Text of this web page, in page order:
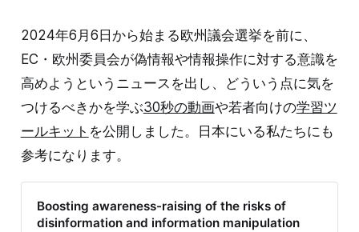
2024年6月6日から始まる欧州議会選挙を前に、
EC・欧州委員会が偽情報や情報操作に対する意識を
高めようというニュースを出し、どういう点に気を
つけるべきかを学ぶ30秒の動画や若者向けの学習ツ
ールキット を公開しました。日本にいる私たちにも
参考になります。
Boosting awareness-raising of the risks of
disinformation and information manipulation